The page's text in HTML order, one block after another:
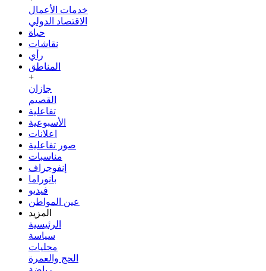
خدمات الأعمال
الاقتصاد الدولي
حياة
نقاشات
رأي
المناطق
+
جازان
القصيم
تفاعلية
الأسبوعية
اعلانات
صور تفاعلية
مناسبات
إنفوجراف
بانوراما
فيديو
عين المواطن
المزيد
الرئيسية
سياسة
محليات
الحج والعمرة